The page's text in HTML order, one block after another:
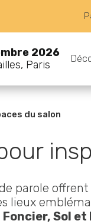
2026
Paris
du salon
parole
lieux
Foncier, Sol